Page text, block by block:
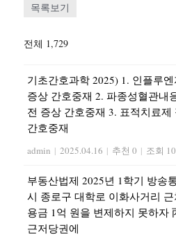
목록보기
전체 1,729
기초간호과학 2025) 1. 인플루
증상 간호중재 2. 파종성혈관내
전 증상 간호중재 3. 표적치료
간호중재
admin | 2025.04.16 | 추천 0 | 조회
부동산법제 2025년 1학기 방송
시 종로구 대학로 이화사거리
용금 1억 원을 변제하지 못하자
근저당권에